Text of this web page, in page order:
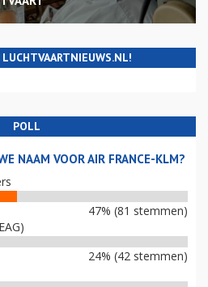
LUCHTVAARTNIEUWS.NL!
POLL
NAAM VOOR AIR FRANCE-KLM?
47% (81 stemmen)
24% (42 stemmen)